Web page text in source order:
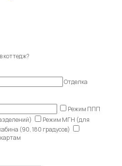
коттедж?
Отделка
Режим ППП
Режим МГН (для
(90, 180 градусов)